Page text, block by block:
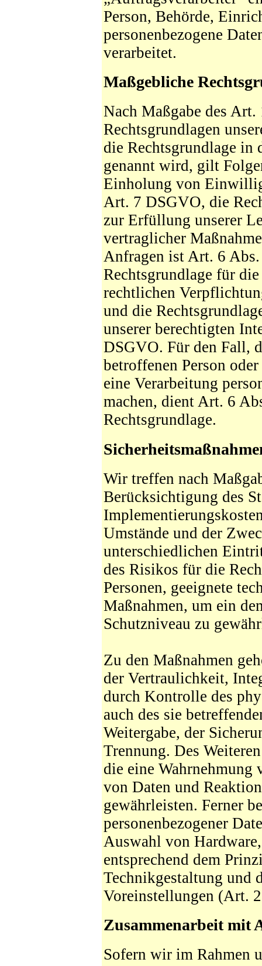
Person, Behörde,
personenbezogene
verarbeitet.
Maßgebliche
Nach Maßgabe des
Rechtsgrundlagen
die Rechtsgrundlage in
genannt wird, gilt
Einholung von
Art. 7 DSGVO, die
zur Erfüllung unserer
vertraglicher
Anfragen ist Art. 6
Rechtsgrundlage für
rechtlichen
und die
unserer berechtigten
DSGVO. Für den Fall,
betroffenen Person
eine Verarbeitung
machen, dient Art. 6
Rechtsgrundlage.
Wir treffen nach
Berücksichtigung des
Umstände und der
unterschiedlichen
des Risikos für die
Personen, geeignete
Maßnahmen, um ein
Schutzniveau zu
Zu den Maßnahmen
der Vertraulichkeit,
durch Kontrolle des
auch des sie
Weitergabe, der
Trennung. Des
die eine Wahrnehmung
von Daten und
gewährleisten. Ferner
personenbezogener
Auswahl von
entsprechend dem
Technikgestaltung und
Voreinstellungen (Art.
Zusammenarbeit mit
Sofern wir im Rahmen